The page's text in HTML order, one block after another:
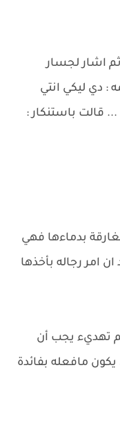
اشار لجسار
: دي ليكي انتي
قالت باستنكار :
بدماءها فهي
امر رجاله بأخذها
لم تهديء يجب أن
مافعله بفائدة